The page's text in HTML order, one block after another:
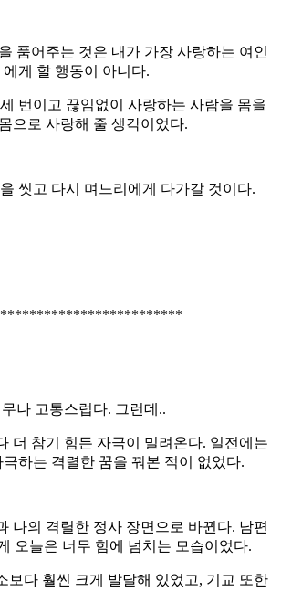
품어주는 것은 내가 가장 사랑하는 여인
에게 할 행동이 아니다.
번이고 끊임없이 사랑하는 사람을 몸을
으로 사랑해 줄 생각이었다.
씻고 다시 며느리에게 다가갈 것이다.
나 고통스럽다. 그런데..
더 참기 힘든 자극이 밀려온다. 일전에는
하는 격렬한 꿈을 꿔본 적이 없었다.
나의 격렬한 정사 장면으로 바뀐다. 남편
오늘은 너무 힘에 넘치는 모습이었다.
보다 훨씬 크게 발달해 있었고, 기교 또한